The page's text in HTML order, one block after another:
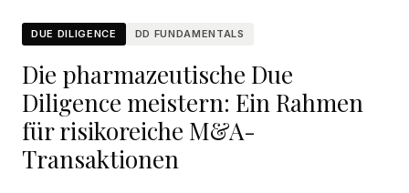
DUE DILIGENCE DD FUNDAMENTALS
Die pharmazeutische Due
Diligence meistern: Ein Rahmen
für risikoreiche M&A-
Transaktionen